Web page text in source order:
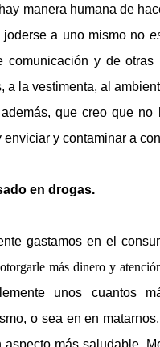
manera humana de
a uno mismo no
comunicación y de
a la vestimenta, al
que creo que
y contaminar a
en drogas.
gastamos en el
más dinero y
unos cuantos
o sea en en
más saludable.